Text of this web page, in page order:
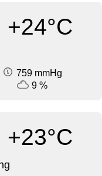
+24°C
759 mmHg
9 %
+23°C